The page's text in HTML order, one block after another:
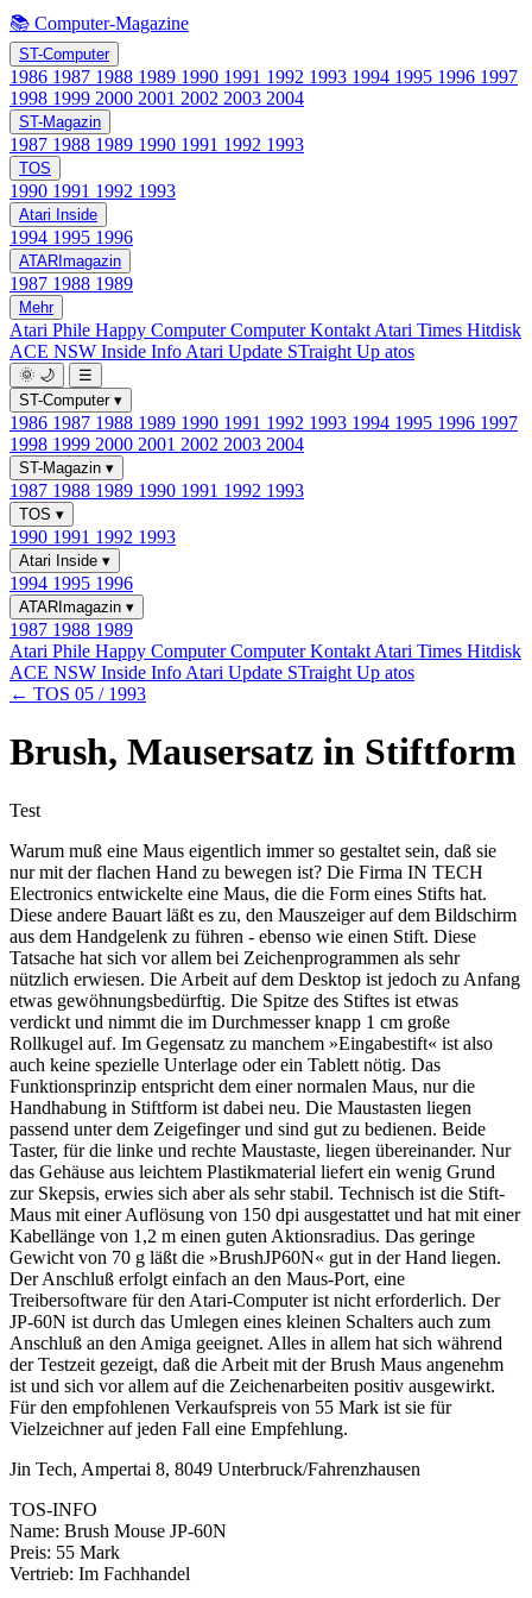
📚 Computer-Magazine
ST-Computer
1986 1987 1988 1989 1990 1991 1992 1993 1994 1995 1996 1997
1998 1999 2000 2001 2002 2003 2004
ST-Magazin
1987 1988 1989 1990 1991 1992 1993
TOS
1990 1991 1992 1993
Atari Inside
1994 1995 1996
ATARImagazin
1987 1988 1989
Mehr
Atari Phile Happy ComputerComputer Kontakt Atari Times Hitdisk
ACE NSW Inside Info Atari Update STraight Up atos
🌞 🌙
☰
ST-Computer ▾
1986 1987 1988 1989 1990 1991 1992 1993 1994 1995 1996 1997
1998 1999 2000 2001 2002 2003 2004
ST-Magazin ▾
1987 1988 1989 1990 1991 1992 1993
TOS ▾
1990 1991 1992 1993
Atari Inside ▾
1994 1995 1996
ATARImagazin ▾
1987 1988 1989
Atari Phile Happy ComputerComputer Kontakt Atari Times Hitdisk
ACE NSW Inside Info Atari Update STraight Up atos
← TOS 05 / 1993
Brush, Mausersatz in Stiftform
Test
Warum muß eine Maus eigentlich immer so gestaltet sein, daß sie
nur mit der flachen Hand zu bewegen ist? Die Firma IN TECH
Electronics entwickelte eine Maus, die die Form eines Stifts hat.
Diese andere Bauart läßt es zu, den Mauszeiger auf dem Bildschirm
aus dem Handgelenk zu führen - ebenso wie einen Stift. Diese
Tatsache hat sich vor allem bei Zeichenprogrammen als sehr
nützlich erwiesen. Die Arbeit auf dem Desktop ist jedoch zu Anfang
etwas gewöhnungsbedürftig. Die Spitze des Stiftes ist etwas
verdickt und nimmt die im Durchmesser knapp 1 cm große
Rollkugel auf. Im Gegensatz zu manchem »Eingabestift« ist also
auch keine spezielle Unterlage oder ein Tablett nötig. Das
Funktionsprinzip entspricht dem einer normalen Maus, nur die
Handhabung in Stiftform ist dabei neu. Die Maustasten liegen
passend unter dem Zeigefinger und sind gut zu bedienen. Beide
Taster, für die linke und rechte Maustaste, liegen übereinander. Nur
das Gehäuse aus leichtem Plastikmaterial liefert ein wenig Grund
zur Skepsis, erwies sich aber als sehr stabil. Technisch ist die Stift-
Maus mit einer Auflösung von 150 dpi ausgestattet und hat mit einer
Kabellänge von 1,2 m einen guten Aktionsradius. Das geringe
Gewicht von 70 g läßt die »BrushJP60N« gut in der Hand liegen.
Der Anschluß erfolgt einfach an den Maus-Port, eine
Treibersoftware für den Atari-Computer ist nicht erforderlich. Der
JP-60N ist durch das Umlegen eines kleinen Schalters auch zum
Anschluß an den Amiga geeignet. Alles in allem hat sich während
der Testzeit gezeigt, daß die Arbeit mit der Brush Maus angenehm
ist und sich vor allem auf die Zeichenarbeiten positiv ausgewirkt.
Für den empfohlenen Verkaufspreis von 55 Mark ist sie für
Vielzeichner auf jeden Fall eine Empfehlung.
Jin Tech, Ampertai 8, 8049 Unterbruck/Fahrenzhausen
TOS-INFO
Name: Brush Mouse JP-60N
Preis: 55 Mark
Vertrieb: Im Fachhandel